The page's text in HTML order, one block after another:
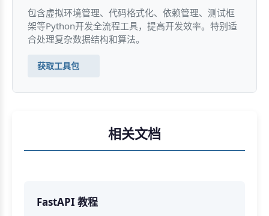
包含虚拟环境管理、代码格式化、依赖管理、测试框
架等Python开发全流程工具，提高开发效率。特别适
合处理复杂数据结构和算法。
获取工具包
相关文档
FastAPI 教程